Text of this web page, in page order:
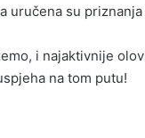
uručena su
i najaktivnije
na tom putu!